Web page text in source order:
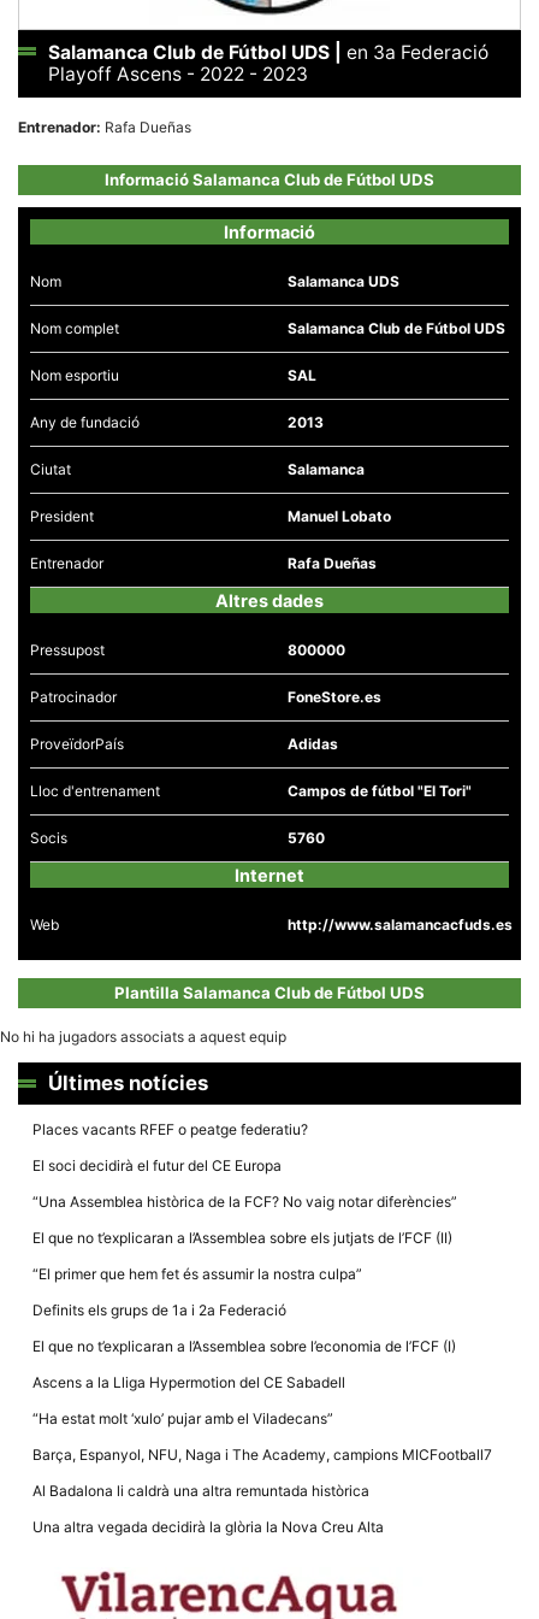
Salamanca Club de Fútbol UDS
en 3a Federació
Playoff Ascens - 2022 - 2023
Entrenador: Rafa Dueñas
Informació Salamanca Club de Fútbol UDS
Informació
Nom Salamanca UDS
Nom complet Salamanca Club de Fútbol UDS
Nom esportiu SAL
Any de fundació 2013
Ciutat Salamanca
President Manuel Lobato
Entrenador Rafa Dueñas
Altres dades
Pressupost 800000
Patrocinador FoneStore.es
ProveïdorPaís Adidas
Lloc d'entrenament Campos de fútbol "El Tori"
Socis 5760
Internet
Web http://www.salamancacfuds.es
Plantilla Salamanca Club de Fútbol UDS
No hi ha jugadors associats a aquest equip
Últimes notícies
Places vacants RFEF o peatge federatiu?
El soci decidirà el futur del CE Europa
“Una Assemblea històrica de la FCF? No vaig notar diferències”
El que no t’explicaran a l’Assemblea sobre els jutjats de l’FCF (II)
“El primer que hem fet és assumir la nostra culpa”
Definits els grups de 1a i 2a Federació
El que no t’explicaran a l’Assemblea sobre l’economia de l’FCF (I)
Ascens a la Lliga Hypermotion del CE Sabadell
“Ha estat molt ‘xulo’ pujar amb el Viladecans”
Barça, Espanyol, NFU, Naga i The Academy, campions MICFootball7
Al Badalona li caldrà una altra remuntada històrica
Una altra vegada decidirà la glòria la Nova Creu Alta
Aquestes
cookies no
són
opcionals,
són
funcionament
tècnic de la
web.
Estadístiques
Recopilem
de manera
anònima d'ús
del lloc web
i la seva
estructura.
Experiència
d'usuari
Alguns
nostre lloc web
emmagatzemen
dades en el seu
dispositiu que
lloc funcioni tan
bé com sigui
cookies
desapareixeran
del lloc web.
nostre lloc
incrementes
de mirar
contingut